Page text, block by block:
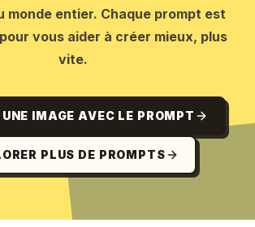
monde entier. Chaque prompt est
vous aider à créer mieux, plus
vite.
UNE IMAGE AVEC LE PROMPT
PLUS DE PROMPTS